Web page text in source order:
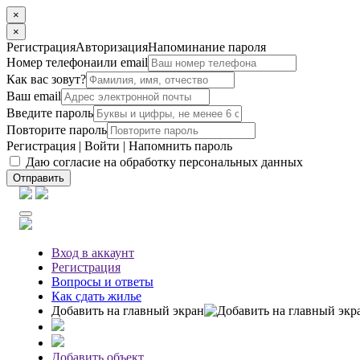
×
×
РегистрацияАвторизацияНапоминание пароля
Номер телефонаили email
Как вас зовут?
Ваш email
Введите пароль
Повторите пароль
Регистрация | Войти | Напомнить пароль
Даю согласие на обработку персональных данных
Отправить
Вход в аккаунт
Регистрация
Вопросы и ответы
Как сдать жилье
Добавить на главный экран
Добавить объект